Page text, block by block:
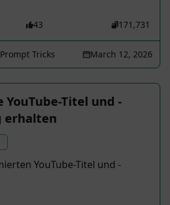
43 171,731
Tricks March 12, 2026
Titel und -
erhalten
YouTube-Titel und -